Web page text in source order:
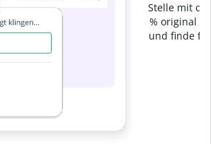
sicher, dass dein Text zu 100
deine Arbeit in Sekundenschnelle
Quellenangaben in über 100 Sprachen.